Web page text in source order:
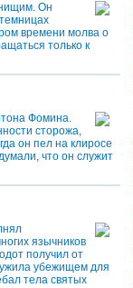
Он
времени молва о
только к
Фомина.
сторожа,
он пел на клиросе
что он служит
язычников
получил от
убежищем для
тела святых